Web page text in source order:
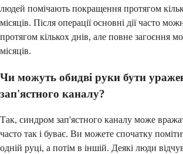
людей помічають покращення протягом
місяців. Після операції основні дії часто
протягом кількох днів, але повне загоєння
місяців.
Чи можуть обидві руки бути
зап'ястного каналу?
Так, синдром зап'ястного каналу може
часто так і буває. Ви можете спочатку
одній руці, а потім в іншій. Деякі люди